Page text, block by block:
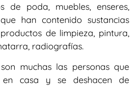
de poda, muebles, enseres,
han contenido sustancias
de limpieza, pintura,
radiografías.
muchas las personas que
en casa y se deshacen de